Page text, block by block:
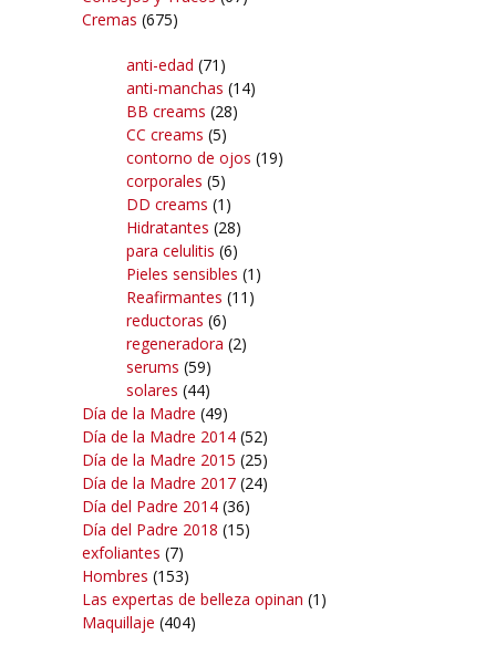
Cremas (675)
anti-edad (71)
anti-manchas (14)
BB creams (28)
CC creams (5)
contorno de ojos (19)
corporales (5)
DD creams (1)
Hidratantes (28)
para celulitis (6)
Pieles sensibles (1)
Reafirmantes (11)
reductoras (6)
regeneradora (2)
serums (59)
solares (44)
Día de la Madre (49)
Día de la Madre 2014 (52)
Día de la Madre 2015 (25)
Día de la Madre 2017 (24)
Día del Padre 2014 (36)
Día del Padre 2018 (15)
exfoliantes (7)
Hombres (153)
Las expertas de belleza opinan (1)
Maquillaje (404)